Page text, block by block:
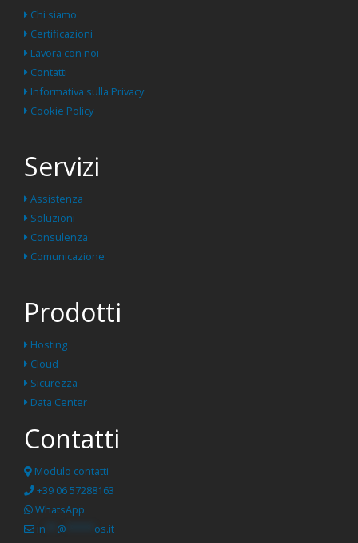
Chi siamo
Certificazioni
Lavora con noi
Contatti
Informativa sulla Privacy
Cookie Policy
Servizi
Assistenza
Soluzioni
Consulenza
Comunicazione
Prodotti
Hosting
Cloud
Sicurezza
Data Center
Contatti
Modulo contatti
+39 06 57288163
WhatsApp
in
@ os.it